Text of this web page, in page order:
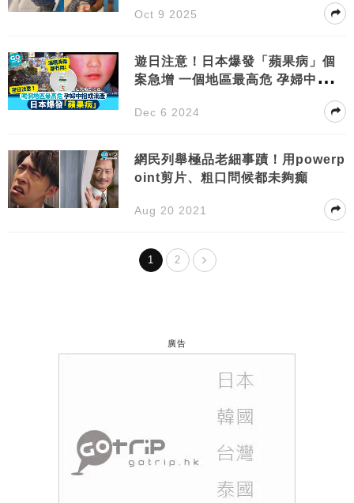
Oct 9 2025
遊日注意！日本爆發「蘋果病」個
案急增 一個地區最高危 孕婦中招或
Dec 6 2024
網民列舉極品老細事蹟！用powerp
oint剪片、粗口問候都未夠癲
Aug 20 2021
1 2
廣告